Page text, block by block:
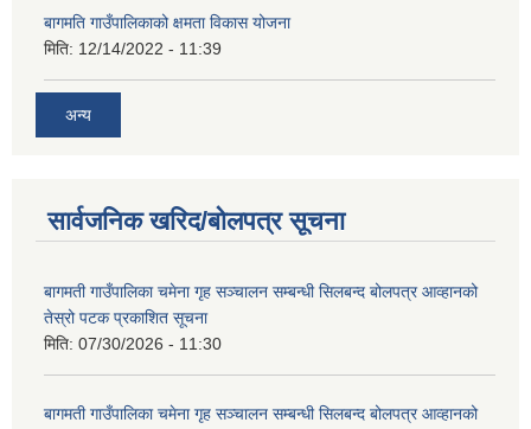
बागमति गाउँपालिकाको क्षमता विकास योजना
मिति: 12/14/2022 - 11:39
अन्य
सार्वजनिक खरिद/बोलपत्र सूचना
बागमती गाउँपालिका चमेना गृह सञ्चालन सम्बन्धी सिलबन्द बोलपत्र आव्हानको
तेस्रो पटक प्रकाशित सूचना
मिति: 07/30/2026 - 11:30
बागमती गाउँपालिका चमेना गृह सञ्चालन सम्बन्धी सिलबन्द बोलपत्र आव्हानको